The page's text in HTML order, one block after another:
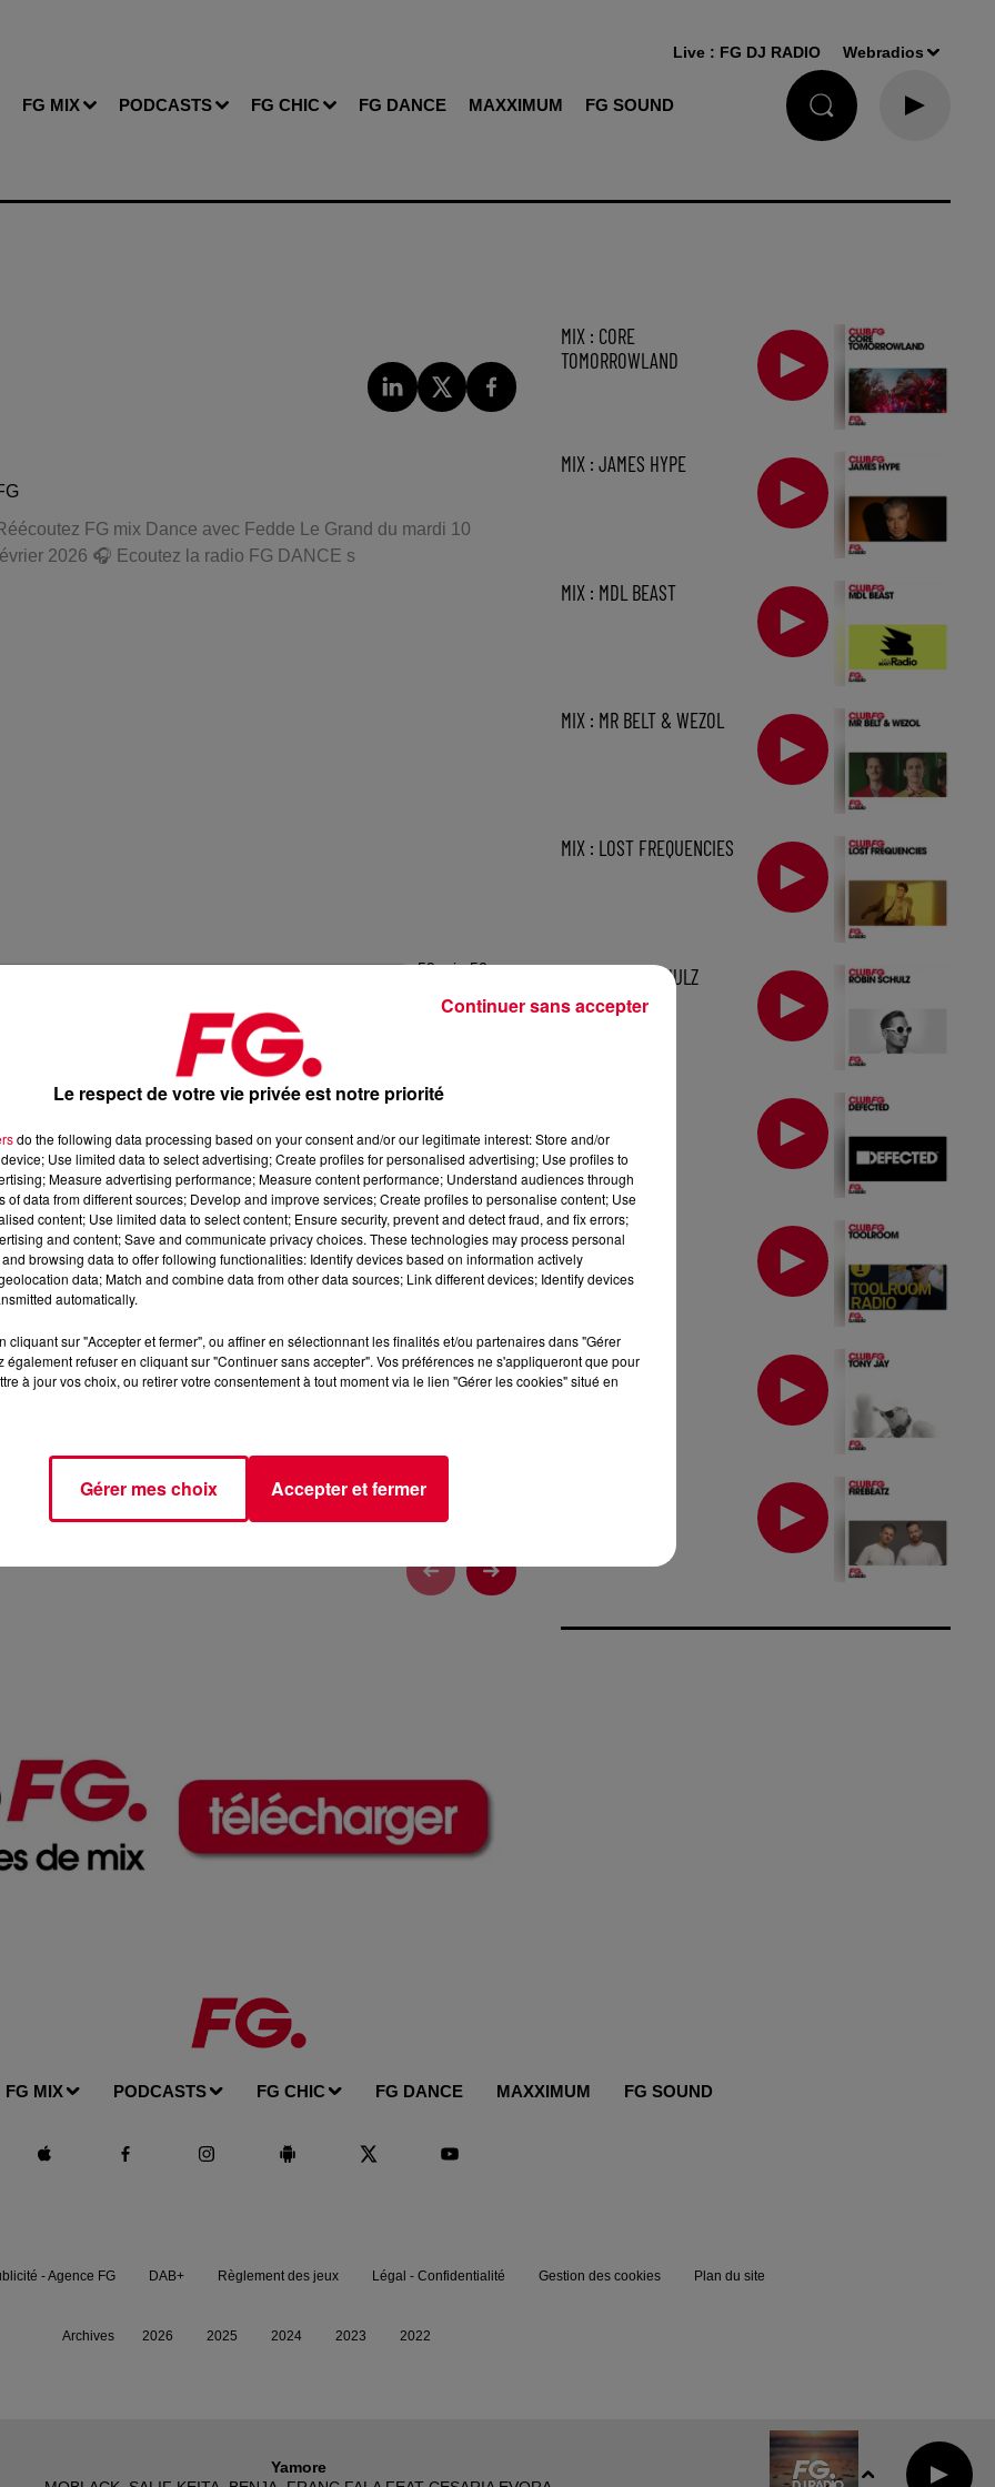
FG MIX PODCASTS FG CHIC FG DANCE MAXXIMUM FG SOUND
Live : FG DJ RADIO Webradios
FG mix Dance avec Fedde Le Grand du mardi 10
2026 🎧 Ecoutez la radio FG DANCE s
59 min 50 sec
février 2026
, 📱 et sur l’Application FG (IOShttps://urlz.fr/hhZxGoogle
rave et tech-house
MIX : CORE
TOMORROWLAND
MIX : JAMES HYPE
MIX : MDL BEAST
MIX : MR BELT & WEZOL
MIX : LOST FREQUENCIES
MIX : ROBIN SCHULZ
MIX : TOOLROOM
MIX : TONY JAY
FG MIX PODCASTS FG CHIC FG DANCE MAXXIMUM FG SOUND
Yamore
- Agence FG DAB+ Règlement des jeux Légal - Confidentialité Gestion des cookies Plan du site
Archives 2026 2025 2024 2023 2022
Le respect de votre vie privée est notre priorité
do the following data processing based on your consent and/or our legitimate interest: Store and/or
Use limited data to select advertising; Create profiles for personalised advertising; Use profiles to
Measure advertising performance; Measure content performance; Understand audiences through
of data from different sources; Develop and improve services; Create profiles to personalise content; Use
content; Use limited data to select content; Ensure security, prevent and detect fraud, and fix errors;
and content; Save and communicate privacy choices. These technologies may process personal
browsing data to offer following functionalities: Identify devices based on information actively
data; Match and combine data from other data sources; Link different devices; Identify devices
automatically.
cliquant sur "Accepter et fermer", ou affiner en sélectionnant les finalités et/ou partenaires dans "Gérer
également refuser en cliquant sur "Continuer sans accepter". Vos préférences ne s'appliqueront que pour
à jour vos choix, ou retirer votre consentement à tout moment via le lien "Gérer les cookies" situé en
Gérer mes choix Accepter et fermer
Continuer sans accepter